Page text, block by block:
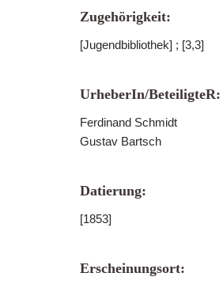
Zugehörigkeit:
[Jugendbibliothek] ; [3,3]
UrheberIn/BeteiligteR:
Ferdinand Schmidt
Gustav Bartsch
Datierung:
[1853]
Erscheinungsort: